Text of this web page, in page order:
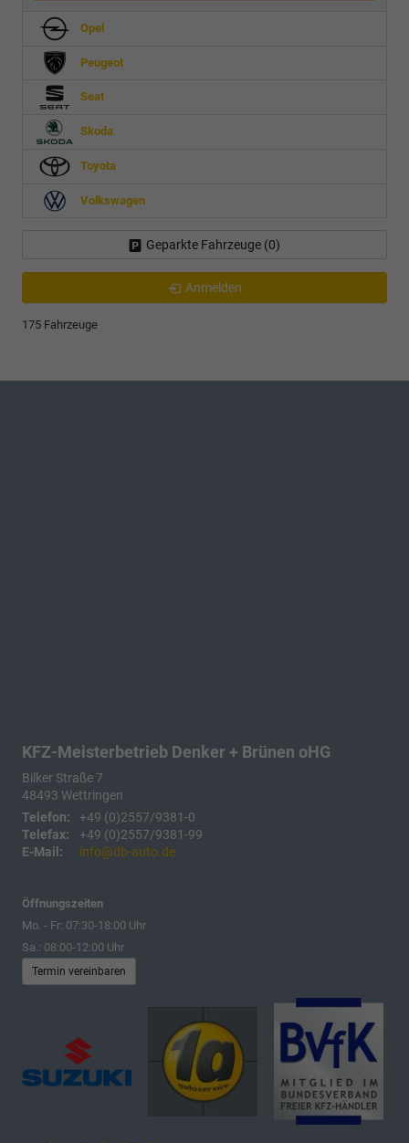
Opel
Peugeot
Seat
Skoda
Toyota
Volkswagen
Geparkte Fahrzeuge (0)
Anmelden
175 Fahrzeuge
KFZ-Meisterbetrieb Denker + Brünen oHG
Bilker Straße 7
48493 Wettringen
Telefon:
+49 (0)2557/9381-0
Telefax:
+49 (0)2557/9381-99
E-Mail:
info@db-auto.de
Öffnungszeiten
Mo. - Fr: 07:30-18:00 Uhr
Sa.: 08:00-12:00 Uhr
Termin vereinbaren